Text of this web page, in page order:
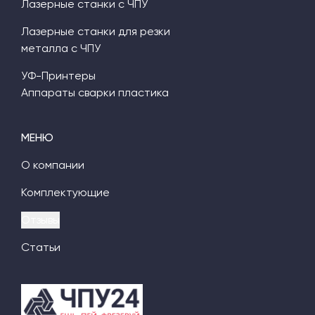
МЕНЮ
О компании
Комплектующие
Статьи
Лазерные станки с ЧПУ
Лазерные станки для резки
металла с ЧПУ
УФ-Принтеры
Аппараты сварки пластика